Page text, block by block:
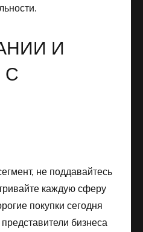
не поддавайтесь
каждую сферу
покупки сегодня
бизнеса